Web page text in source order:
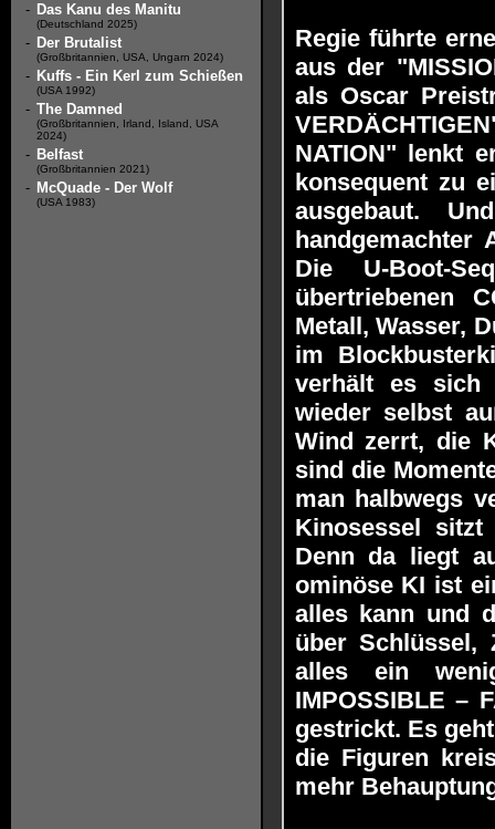
- Das Kanu des Manitu
(Deutschland 2025)
- Der Brutalist
(Großbritannien, USA, Ungarn 2024)
- Kuffs - Ein Kerl zum Schießen
(USA 1992)
- The Damned
(Großbritannien, Irland, Island, USA
2024)
- Belfast
(Großbritannien 2021)
- McQuade - Der Wolf
(USA 1983)
Regie führte
aus der
als Oscar
NATION" lenkt
konsequent zu
ausgebaut.
handgemachter
Die U-Boot-
übertriebenen
Metall, Wasser,
im
verhält es sich
wieder selbst
Wind zerrt, die
sind die
man halbwegs
Kinosessel
Denn da liegt
ominöse KI ist
alles kann und
über Schlüssel,
alles ein
IMPOSSIBLE –
gestrickt. Es
die Figuren
mehr